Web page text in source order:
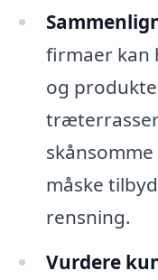
firmaer kan
og
måske
rensning.
Vurdere